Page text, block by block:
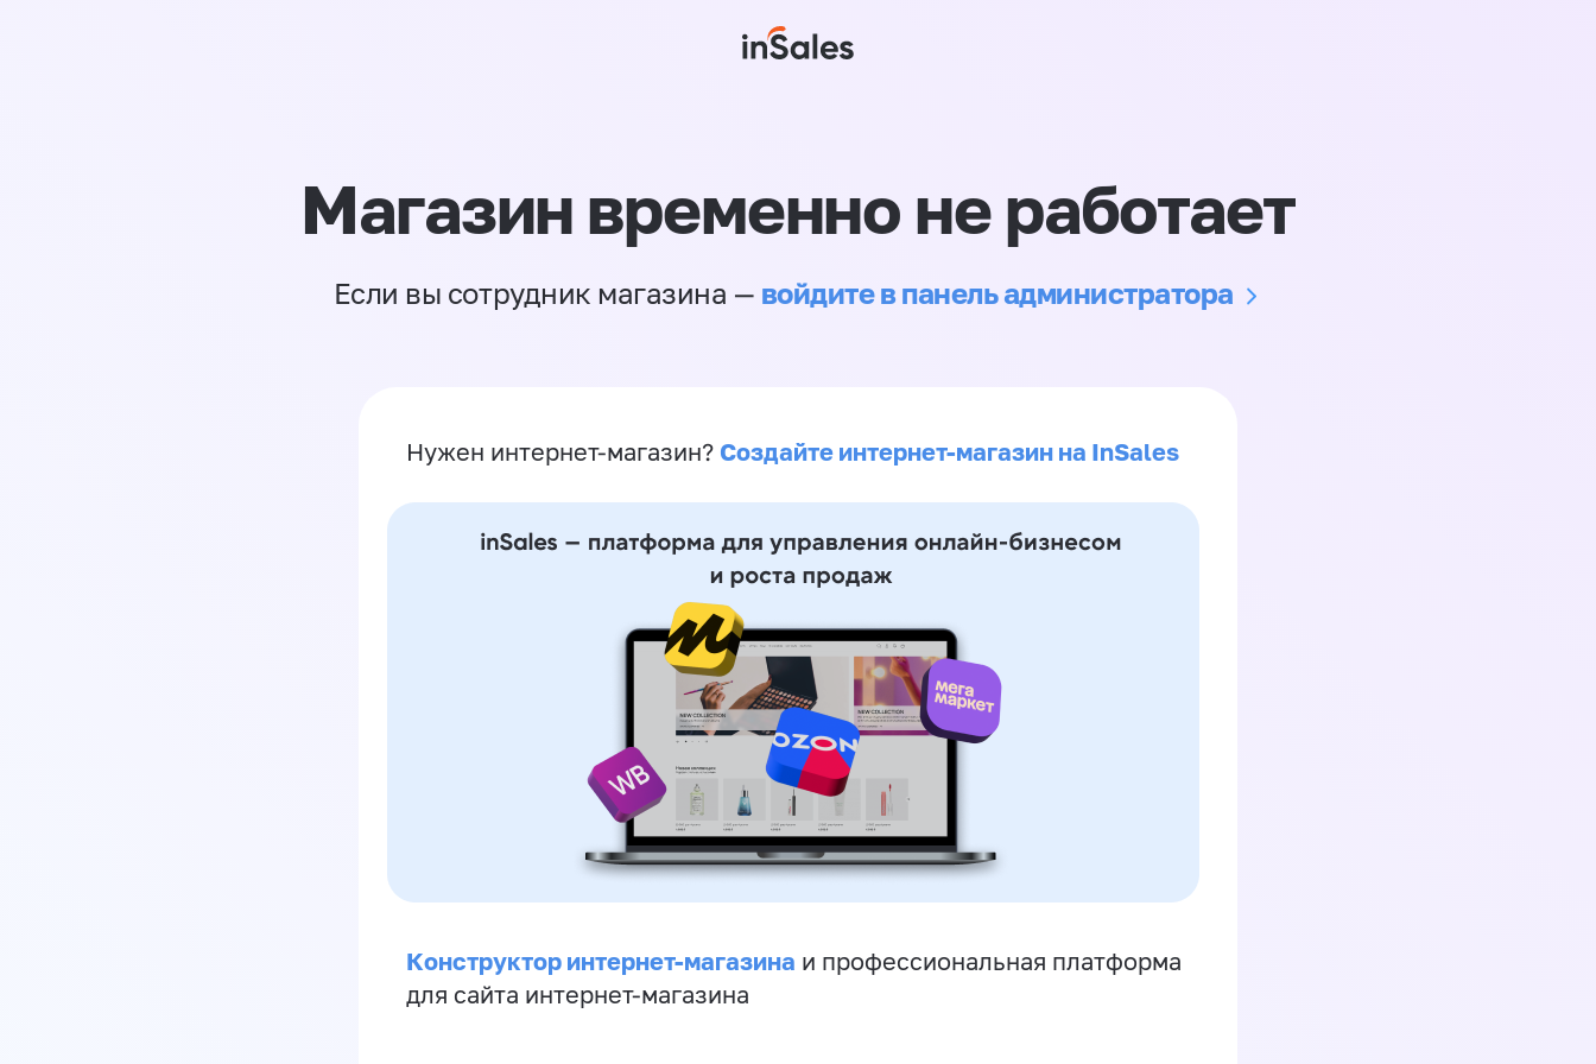
Магазин временно не работает
Если вы сотрудник магазина — войдите в панель администратора
Нужен интернет-магазин? Создайте интернет-магазин на InSales
Конструктор интернет-магазина и профессиональная платформа
для сайта интернет-магазина